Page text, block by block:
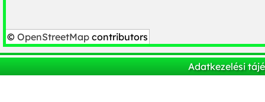
© OpenStreetMap contributors
Adatkezelési